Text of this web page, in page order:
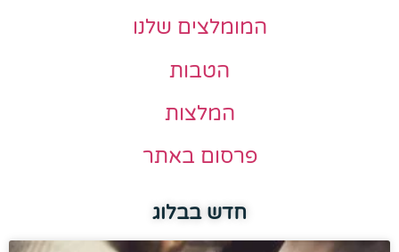
המומלצים שלנו
הטבות
המלצות
פרסום באתר
חדש בבלוג